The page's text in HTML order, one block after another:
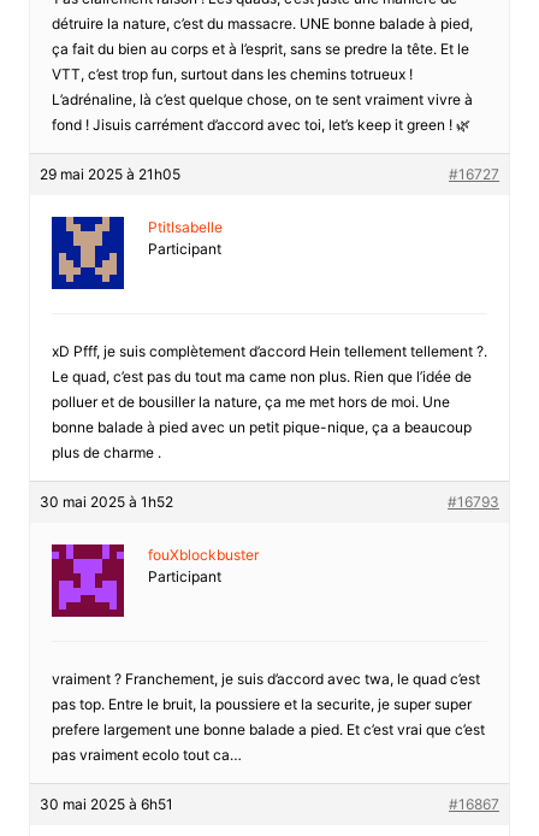
détruire la nature, c’est du massacre. UNE bonne balade à pied,
ça fait du bien au corps et à l’esprit, sans se predre la tête. Et le
VTT, c’est trop fun, surtout dans les chemins totrueux !
L’adrénaline, là c’est quelque chose, on te sent vraiment vivre à
fond ! Jisuis carrément d’accord avec toi, let’s keep it green ! 🌿
29 mai 2025 à 21h05 #16727
PtitIsabelle
Participant
xD Pfff, je suis complètement d’accord Hein tellement tellement ?.
Le quad, c’est pas du tout ma came non plus. Rien que l’idée de
polluer et de bousiller la nature, ça me met hors de moi. Une
bonne balade à pied avec un petit pique-nique, ça a beaucoup
plus de charme .
30 mai 2025 à 1h52 #16793
fouXblockbuster
Participant
vraiment ? Franchement, je suis d’accord avec twa, le quad c’est
pas top. Entre le bruit, la poussiere et la securite, je super super
prefere largement une bonne balade a pied. Et c’est vrai que c’est
pas vraiment ecolo tout ca…
30 mai 2025 à 6h51 #16867